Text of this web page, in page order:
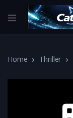
Home Thriller